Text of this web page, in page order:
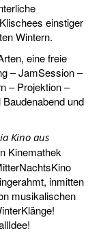
einstiger
Wintern.
eine freie
– JamSession –
– Projektion –
und
Kino aus
Kinemathek
inmitten
musikalischen